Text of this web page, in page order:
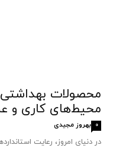
محیط‌های کاری و
بهروز مجیدی 0
در دنیای امروز، رعایت